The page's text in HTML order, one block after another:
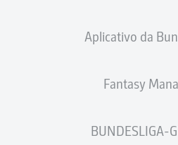
Aplicativo da
Fantasy
BUNDESLIGA-
2025/2026